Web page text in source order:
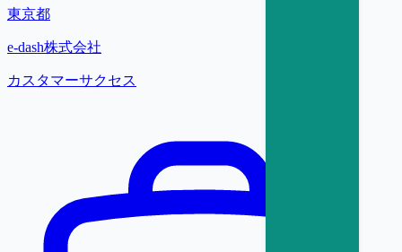
東京都
e-dash株式会社
カスタマーサクセス